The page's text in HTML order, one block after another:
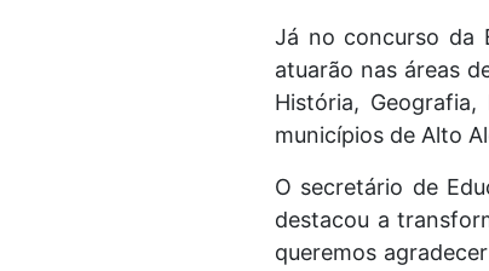
Já no concurso da
atuarão nas áreas
História,
municípios de Alto
O secretário de
destacou a
queremos